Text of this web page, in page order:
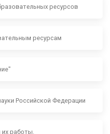
ресурсов
ресурсам
Российской Федерации
их работы.